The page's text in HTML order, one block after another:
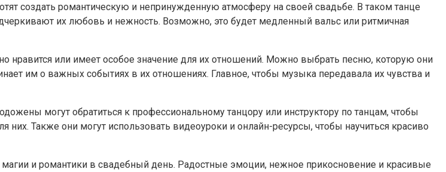
создать романтическую и непринужденную атмосферу на своей свадьбе. В таком танце
их любовь и нежность. Возможно, это будет медленный вальс или ритмичная
нравится или имеет особое значение для их отношений. Можно выбрать песню, которую они
им о важных событиях в их отношениях. Главное, чтобы музыка передавала их чувства и
могут обратиться к профессиональному танцору или инструктору по танцам, чтобы
Также они могут использовать видеоуроки и онлайн-ресурсы, чтобы научиться красиво
и романтики в свадебный день. Радостные эмоции, нежное прикосновение и красивые